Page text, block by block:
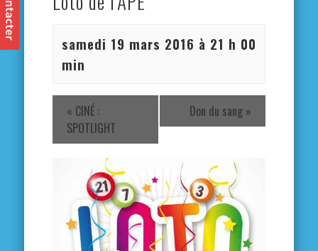
samedi 19 mars 2016 à 21 h 00
min
« CINÉ :
SPOTLIGHT
Don du sang »